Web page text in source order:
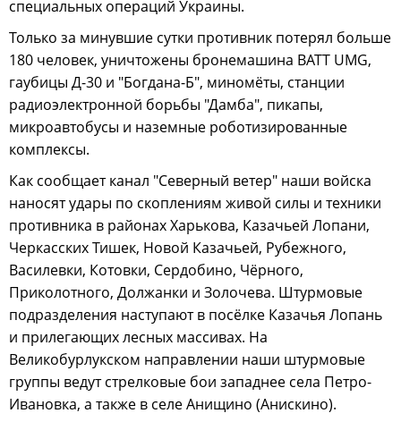
специальных операций Украины.
Только за минувшие сутки противник потерял больше
180 человек, уничтожены бронемашина BATT UMG,
гаубицы Д-30 и "Богдана-Б", миномёты, станции
радиоэлектронной борьбы "Дамба", пикапы,
микроавтобусы и наземные роботизированные
комплексы.
Как сообщает канал "Северный ветер" наши войска
наносят удары по скоплениям живой силы и техники
противника в районах Харькова, Казачьей Лопани,
Черкасских Тишек, Новой Казачьей, Рубежного,
Василевки, Котовки, Сердобино, Чёрного,
Приколотного, Должанки и Золочева. Штурмовые
подразделения наступают в посёлке Казачья Лопань
и прилегающих лесных массивах. На
Великобурлукском направлении наши штурмовые
группы ведут стрелковые бои западнее села Петро-
Ивановка, а также в селе Анищино (Анискино).